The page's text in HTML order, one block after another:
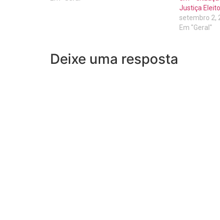
Justiça
setembro 2,
Em "Geral"
Deixe uma resposta